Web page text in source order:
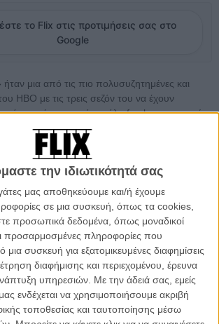
την ιδιωτικότητά σας
μας αποθηκεύουμε και/ή έχουμε
σε μια συσκευή, όπως τα cookies,
προσωπικά δεδομένα, όπως μοναδικοί
προσαρμοσμένες πληροφορίες που
συσκευή για εξατομικευμένες διαφημίσεις
διαφήμισης και περιεχομένου, έρευνα
υπηρεσιών. Με την άδειά σας, εμείς
ενδέχεται να χρησιμοποιήσουμε ακριβή
τοποθεσίας και ταυτοποίησης μέσω
το Flix στις προτιμήσεις σας στο
Google
μια από τις πιο πολυσυζητημένες και
HBO με τις τρεις σεζόν του να έχουν
ένα αρκετά μεγάλο fan base το οποίο,
μετά το φινάλε της τρίτης σεζόν, παραμένει
όμως και την αποχώρηση του δημιουργού της
HBO η σειρά είχε παραμείνει στα αζήτητα.
αποφάσισε να την αναβιώσει με μια τέταρτη
τίτλο «True Detective: Night Country» και θα
Η Ισα Λόπεζ θα σκηνοθετήσει και θα
της σειράς με τον Μπάρι Τζένκινς να
Η τελευταία σεζόν του «Succession» θα
χωρισμένη στα δυο